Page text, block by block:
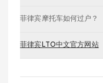
菲律宾摩托车如何过户？
菲律宾LTO中文官方网站